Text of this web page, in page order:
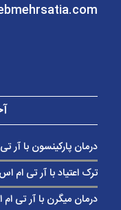
درمان پارکینسون با آر
ترک اعتیاد با آر تی ام اس
درمان میگرن با آر تی